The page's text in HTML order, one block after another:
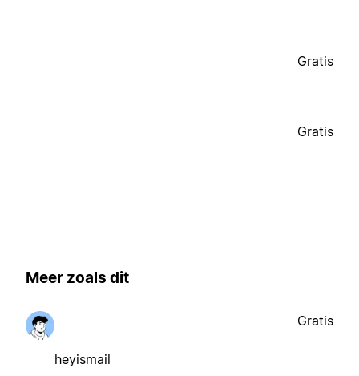
Gratis
Gratis
Meer zoals dit
heyismail
Gratis